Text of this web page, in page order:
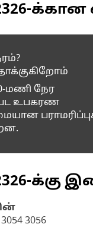
-க்கான
மணி நேர
உபகரண
-க்கு
3056